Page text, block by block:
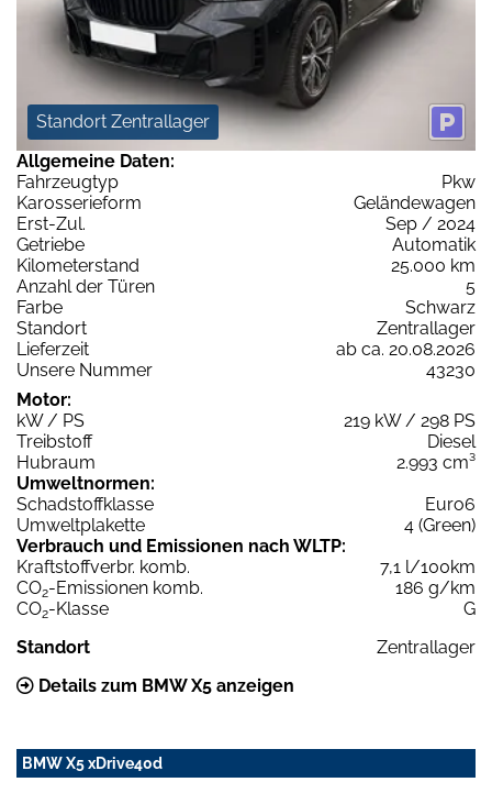
Standort Zentrallager
Allgemeine Daten:
Fahrzeugtyp
Pkw
Karosserieform
Geländewagen
Erst-Zul.
Sep / 2024
Getriebe
Automatik
Kilometerstand
25.000 km
Anzahl der Türen
5
Farbe
Schwarz
Standort
Zentrallager
Lieferzeit
ab ca. 20.08.2026
Unsere Nummer
43230
Motor:
kW / PS
219 kW / 298 PS
Treibstoff
Diesel
Hubraum
2.993 cm³
Umweltnormen:
Schadstoffklasse
Euro6
Umweltplakette
4 (Green)
Verbrauch und Emissionen nach WLTP:
Kraftstoffverbr. komb.
7,1 l/100km
CO2-Emissionen komb.
186 g/km
CO2-Klasse
G
Standort
Zentrallager
Details zum BMW X5 anzeigen
BMW X5 xDrive40d